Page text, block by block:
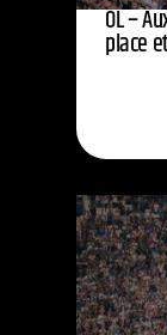
OL –
place